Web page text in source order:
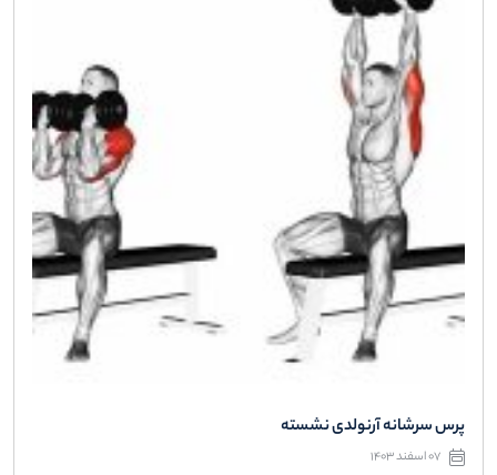
پرس سرشانه آرنولدی نشسته
07 اسفند 1403